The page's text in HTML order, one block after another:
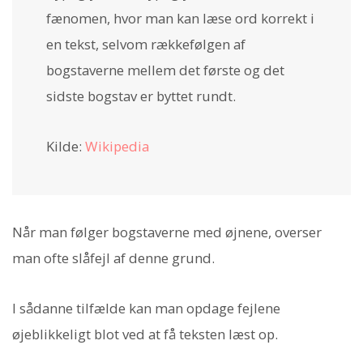
fænomen, hvor man kan læse ord korrekt i
en tekst, selvom rækkefølgen af
bogstaverne mellem det første og det
sidste bogstav er byttet rundt.
Kilde: Wikipedia
Når man følger bogstaverne med øjnene, overser
man ofte slåfejl af denne grund.
I sådanne tilfælde kan man opdage fejlene
øjeblikkeligt blot ved at få teksten læst op.